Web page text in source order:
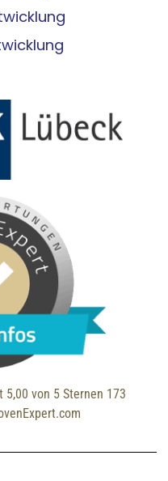
5,00 von 5Sternen 173